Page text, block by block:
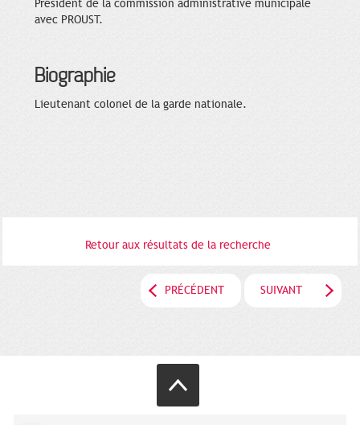
Président de la commission administrative municipale
avec PROUST.
Biographie
Lieutenant colonel de la garde nationale.
Retour aux résultats de la recherche
PRÉCÉDENT SUIVANT